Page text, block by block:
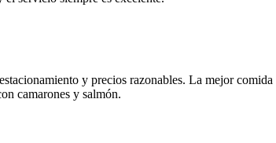
y precios razonables. La mejor
camarones y salmón.